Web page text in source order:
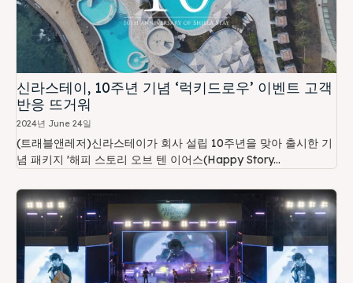
신라스테이, 10주년 기념 ‘럭키드로우’ 이벤트 고객
반응 뜨거워
2024년 June 24일
(트래블앤레저)신라스테이가 회사 설립 10주년을 맞아 출시한 기
념 패키지 '해피 스토리 오브 텐 이어스(Happy Story...